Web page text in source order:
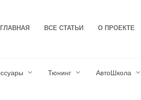
ГЛАВНАЯ ВСЕ СТАТЬИ О ПРОЕКТЕ
Тюнинг АвтоШкола